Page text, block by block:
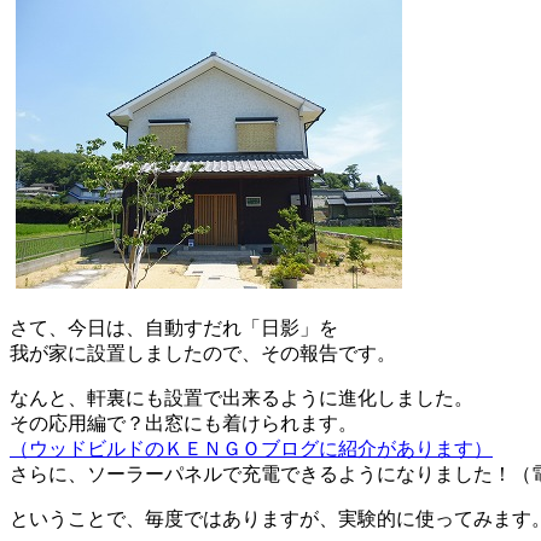
さて、今日は、自動すだれ「日影」を
我が家に設置しましたので、その報告です。
なんと、軒裏にも設置で出来るように進化しました。
その応用編で？出窓にも着けられます。
（ウッドビルドのＫＥＮＧＯブログに紹介があります）
さらに、ソーラーパネルで充電できるようになりました！（
ということで、毎度ではありますが、実験的に使ってみます。